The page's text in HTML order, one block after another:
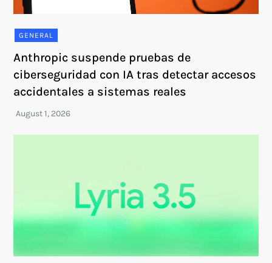
GENERAL
Anthropic suspende pruebas de
ciberseguridad con IA tras detectar accesos
accidentales a sistemas reales